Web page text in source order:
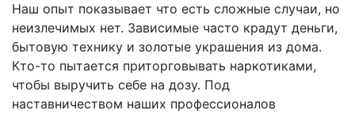
Наш опыт показывает что есть сложные случаи, но
неизлечимых нет. Зависимые часто крадут деньги,
бытовую технику и золотые украшения из дома.
Кто-то пытается приторговывать наркотиками,
чтобы выручить себе на дозу. Под
наставничеством наших профессионалов